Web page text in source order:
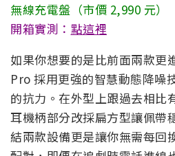
無線充電盤（市價 2,990 元）
開箱實測： 點這裡
如果你想要的是比前面兩款
Pro 採用更強的智慧動態降噪
的抗力。在外型上跟過去相比
耳機柄部分改採扁方型讓佩帶
結兩款設備更是讓你無需每回